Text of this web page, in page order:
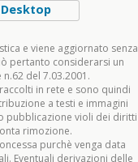
Desktop
e viene aggiornato senza
pertanto considerarsi un
del 7.03.2001.
in rete e sono quindi
a testi e immagini
pubblicazione violi dei diritti
rimozione.
purchè venga data
Eventuali derivazioni delle